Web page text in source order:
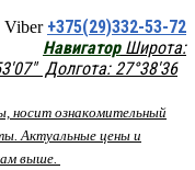
Viber +375(29)332-53-72
НавигаторШирота:
Долгота: 27°38'36
носит ознакомительный
Актуальные цены и
выше.